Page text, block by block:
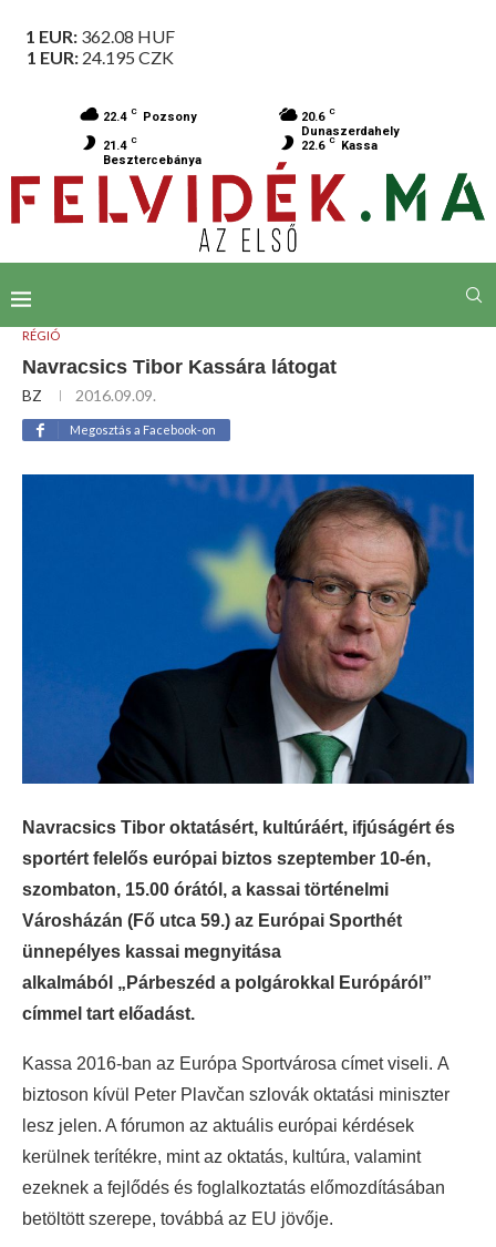
1 EUR: 362.08 HUF
1 EUR: 24.195 CZK
22.4 C Pozsony 20.6 C
Dunaszerdahely
21.4 C
Besztercebánya
22.6 C Kassa
RÉGIÓ
Navracsics Tibor Kassára látogat
BZ 2016.09.09.
Megosztás a Facebook-on
Navracsics Tibor oktatásért, kultúráért, ifjúságért és
sportért felelős európai biztos szeptember 10-én,
szombaton, 15.00 órától, a kassai történelmi
Városházán (Fő utca 59.) az Európai Sporthét
ünnepélyes kassai megnyitása
alkalmából „Párbeszéd a polgárokkal Európáról”
címmel tart előadást.
Kassa 2016-ban az Európa Sportvárosa címet viseli. A
biztoson kívül Peter Plavčan szlovák oktatási miniszter
lesz jelen. A fórumon az aktuális európai kérdések
kerülnek terítékre, mint az oktatás, kultúra, valamint
ezeknek a fejlődés és foglalkoztatás előmozdításában
betöltött szerepe, továbbá az EU jövője.